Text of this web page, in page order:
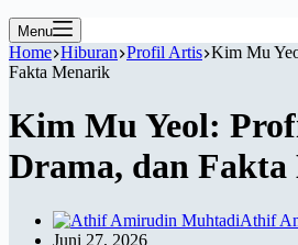
Menu
Home Hiburan Profil Artis Kim Mu
Fakta Menarik
Kim Mu Yeol:
Drama, dan
Athif
Juni 27, 2026